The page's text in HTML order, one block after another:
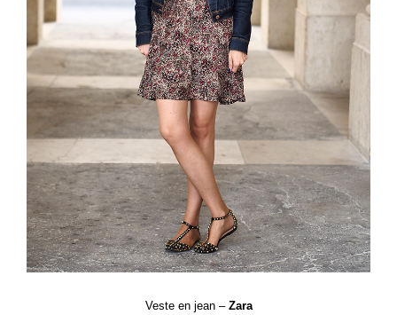
Veste en jean – Zara